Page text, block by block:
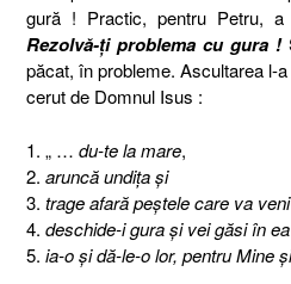
gură ! Practic, pentru Petru,
Rezolvă-ţi problema cu gura !
păcat, în probleme. Ascultarea l-
cerut de Domnul Isus :
1. „ … du-te la mare,
2. aruncă undiţa şi
3. trage afară peştele care va
4. deschide-i gura şi vei găsi în
5. ia-o şi dă-le-o lor, pentru Mine